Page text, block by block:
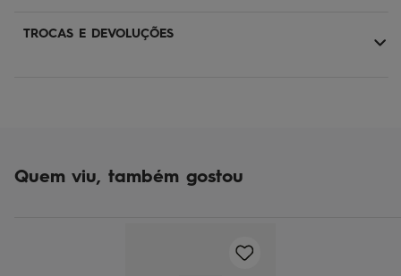
TROCAS E DEVOLUÇÕES
Quem viu, também gostou